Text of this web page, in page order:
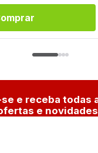
e receba todas
e novidades